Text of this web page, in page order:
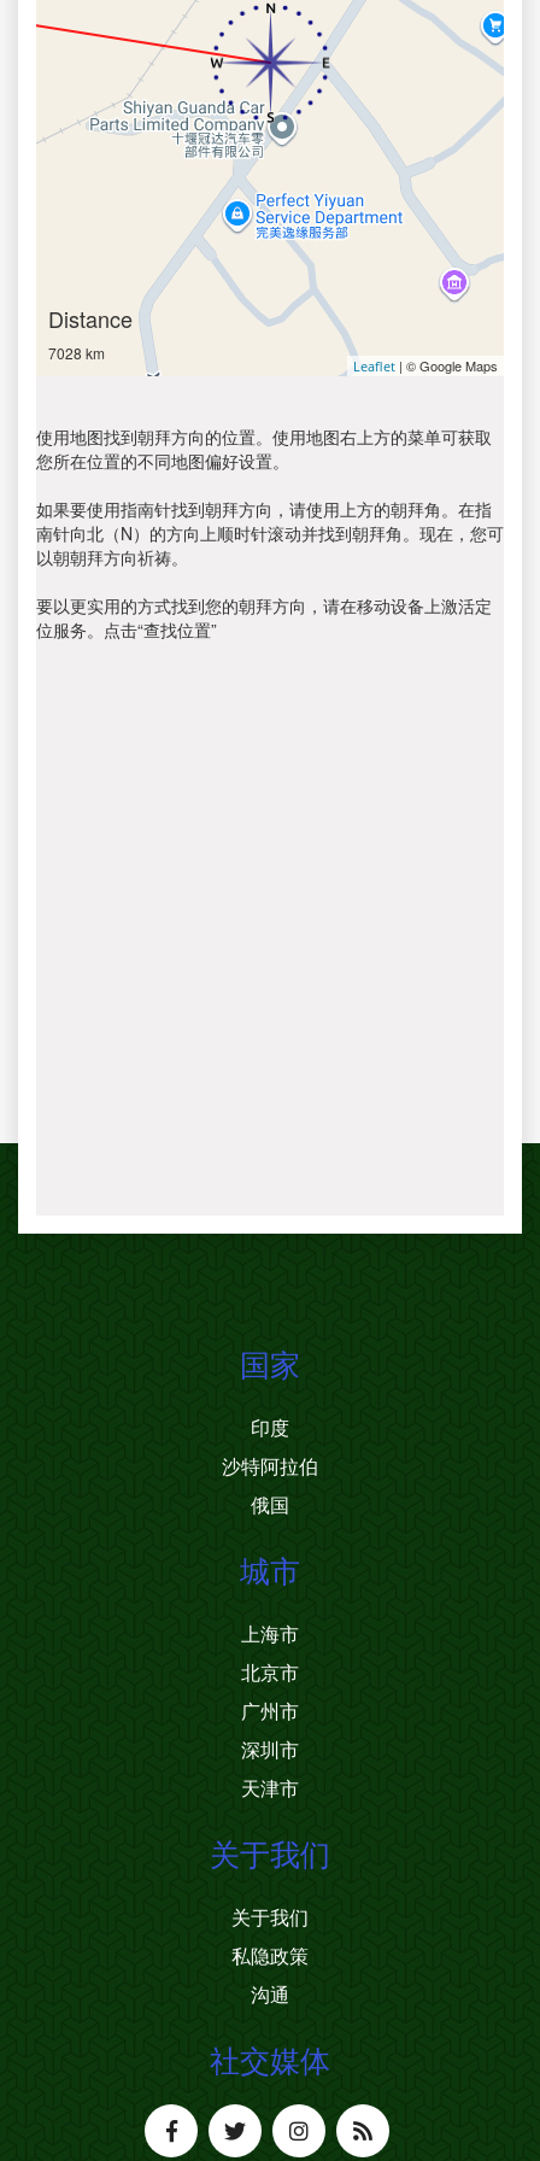
Distance
7028 km
Leaflet | © Google Maps
使用地图找到朝拜方向的位置。使用地图右上方的菜单可获取
您所在位置的不同地图偏好设置。
如果要使用指南针找到朝拜方向，请使用上方的朝拜角。在指
南针向北（N）的方向上顺时针滚动并找到朝拜角。现在，您可
以朝朝拜方向祈祷。
要以更实用的方式找到您的朝拜方向，请在移动设备上激活定
位服务。点击“查找位置”
国家
印度
沙特阿拉伯
俄国
城市
上海市
北京市
广州市
深圳市
天津市
关于我们
关于我们
私隐政策
沟通
社交媒体